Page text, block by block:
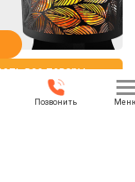
все товары
Позвонить